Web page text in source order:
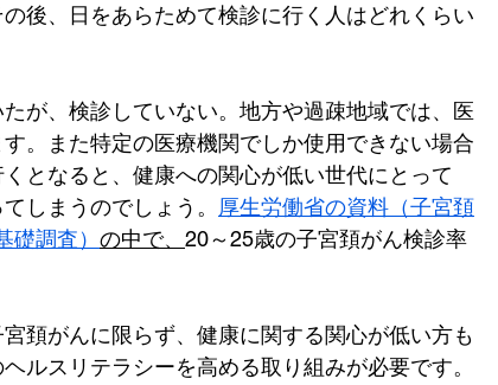
後、日をあらためて検診に行く人はどれくらい
が、検診していない。地方や過疎地域では、医
。また特定の医療機関でしか使用できない場合
となると、健康への関心が低い世代にとって
しまうのでしょう。 厚生労働省の資料（子宮頚
調査） の中で、 20～25歳の子宮頚がん検診率
頚がんに限らず、健康に関する関心が低い方も
ルスリテラシーを高める取り組みが必要です。